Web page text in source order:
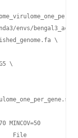
envs/bengal3_ac3 \
\
\
MINCOV=50
File